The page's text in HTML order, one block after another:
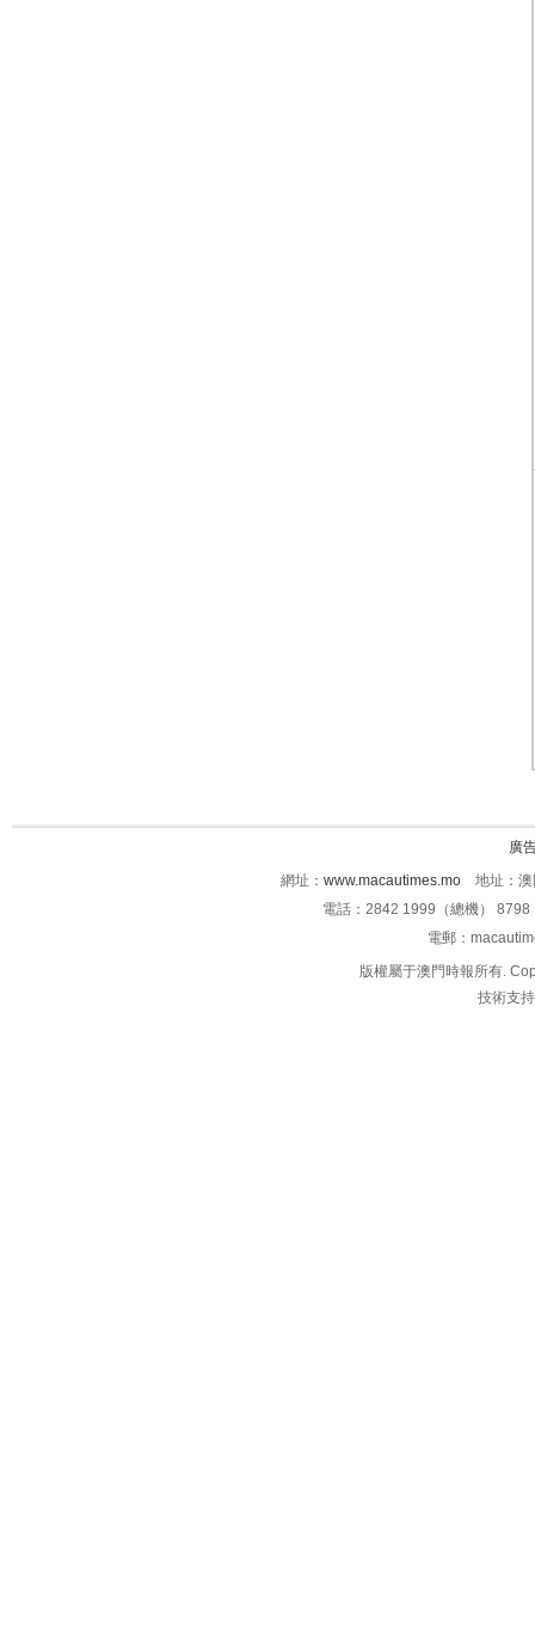
廣
網址： www.macautimes.mo 地址：澳
電話：2842 1999（總機）
電郵：
版權屬于澳門時報所有.
技術支